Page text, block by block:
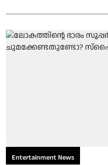
Entertainment News